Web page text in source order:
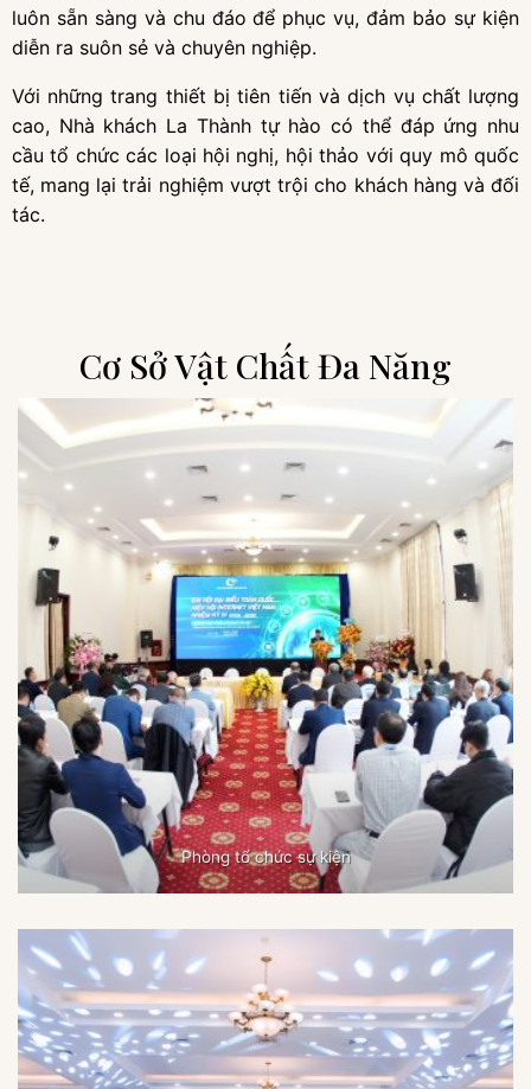
luôn sẵn sàng và chu đáo để phục vụ, đảm bảo sự kiện
diễn ra suôn sẻ và chuyên nghiệp.
Với những trang thiết bị tiên tiến và dịch vụ chất lượng
cao, Nhà khách La Thành tự hào có thể đáp ứng nhu
cầu tổ chức các loại hội nghị, hội thảo với quy mô quốc
tế, mang lại trải nghiệm vượt trội cho khách hàng và đối
tác.
Cơ Sở Vật Chất Đa Năng
Phòng tổ chức sự kiện